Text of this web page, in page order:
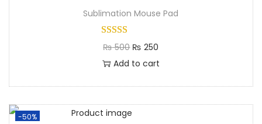
Sublimation Mouse Pad
₨500 ₨ 250
Add to cart
-50%